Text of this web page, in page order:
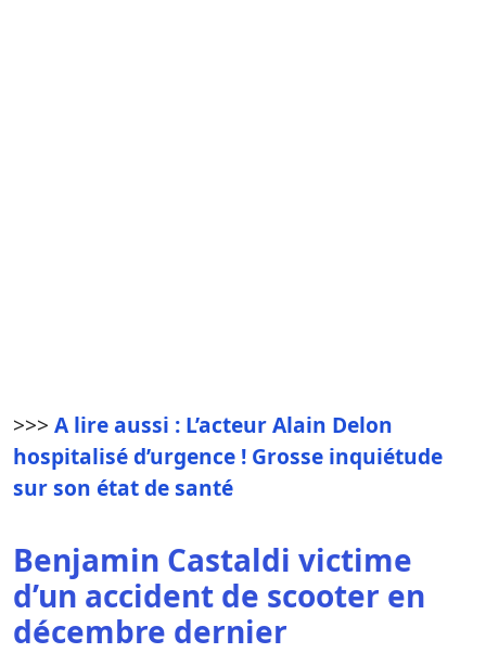
>>> A lire aussi : L’acteur Alain Delon
hospitalisé d’urgence ! Grosse inquiétude
sur son état de santé
Benjamin Castaldi victime
d’un accident de scooter en
décembre dernier